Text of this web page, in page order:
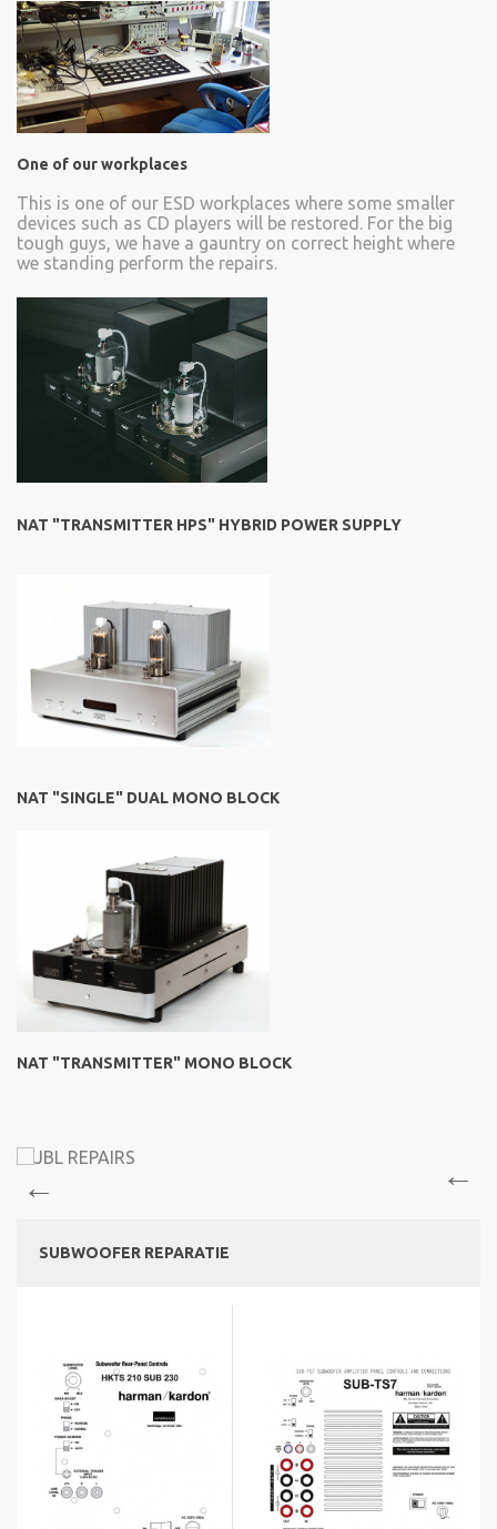
One of our workplaces
This is one of our ESD workplaces where some smaller
devices such as CD players will be restored. For the big
tough guys, we have a gauntry on correct height where
we standing perform the repairs.
NAT "TRANSMITTER HPS" HYBRID POWER SUPPLY
NAT "SINGLE" DUAL MONO BLOCK
NAT "TRANSMITTER" MONO BLOCK
SUBWOOFER REPARATIE